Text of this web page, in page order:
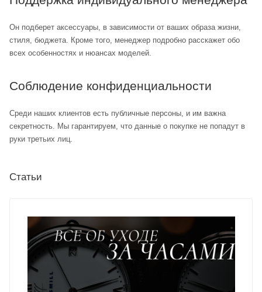
Он подберет аксессуары, в зависимости от ваших образа жизни,
стиля, бюджета. Кроме того, менеджер подробно расскажет обо
всех особенностях и нюансах моделей.
Соблюдение конфиденциальности
Среди наших клиентов есть публичные персоны, и им важна
секретность. Мы гарантируем, что данные о покупке не попадут в
руки третьих лиц.
Статьи